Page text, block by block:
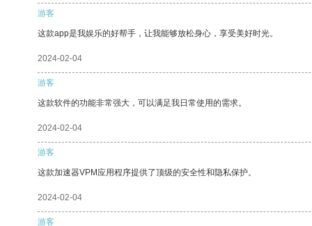
游客
这款app是我娱乐的好帮手，让我能够放松身心，享受美好时光。
2024-02-04
游客
这款软件的功能非常强大，可以满足我日常使用的需求。
2024-02-04
游客
这款加速器VPM应用程序提供了顶级的安全性和隐私保护。
2024-02-04
游客